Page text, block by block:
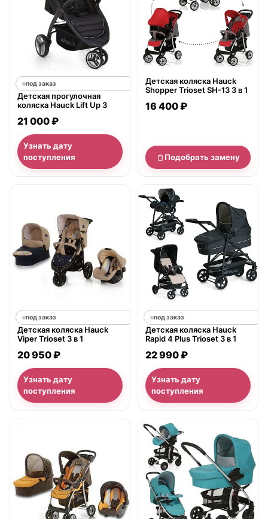
под заказ
Детская прогулочная
коляска Hauck Lift Up 3
21 000 ₽
Узнать дату
поступления
Детская коляска Hauck
Shopper Trioset SH-13 3 в 1
16 400 ₽
Подобрать замену
под заказ
Детская коляска Hauck
Viper Trioset 3 в 1
20 950 ₽
Узнать дату
поступления
под заказ
Детская коляска Hauck
Rapid 4 Plus Trioset 3 в 1
22 990 ₽
Узнать дату
поступления